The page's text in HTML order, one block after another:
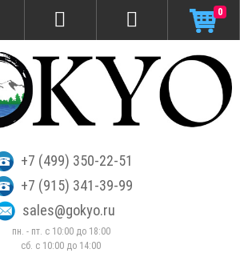
+7 (499) 350-22-51
+7 (915) 341-39-99
sales@gokyo.ru
пн. - пт. с 10:00 до 18:00
сб. c 10:00 до 14:00
0